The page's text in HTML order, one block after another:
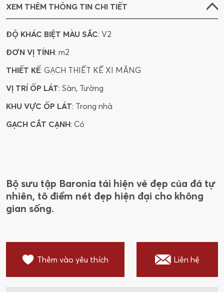
XEM THÊM THÔNG TIN CHI TIẾT
ĐỘ KHÁC BIỆT MÀU SẮC: V2
ĐƠN VỊ TÍNH: m2
THIẾT KẾ: GẠCH THIẾT KẾ XI MĂNG
VỊ TRÍ ỐP LÁT: Sàn, Tường
KHU VỰC ỐP LÁT: Trong nhà
GẠCH CẮT CẠNH: Có
Bộ sưu tập Baronia tái hiện vẻ đẹp của đá tự
nhiên, tô điểm nét đẹp hiện đại cho không
gian sống.
Thêm vào yêu thích Liên hệ